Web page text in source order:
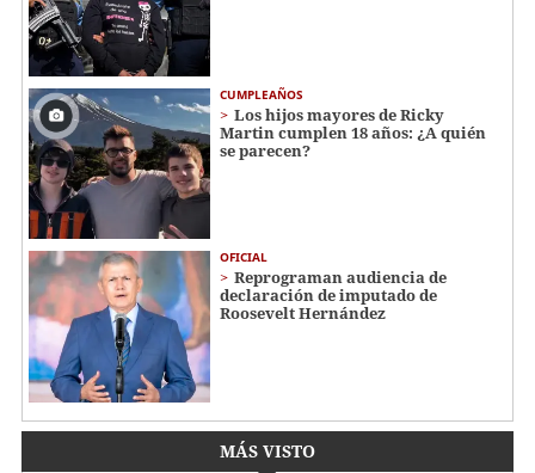
CUMPLEAÑOS
Los hijos mayores de Ricky
Martin cumplen 18 años: ¿A quién
se parecen?
OFICIAL
Reprograman audiencia de
declaración de imputado de
Roosevelt Hernández
MÁS VISTO